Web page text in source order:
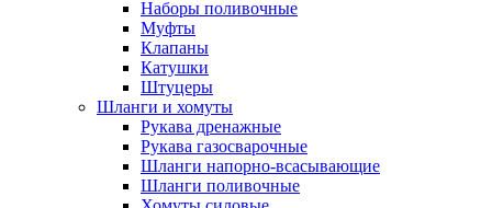
Наборы поливочные
Муфты
Клапаны
Катушки
Штуцеры
Шланги и хомуты
Рукава дренажные
Рукава газосварочные
Шланги напорно-всасывающие
Шланги поливочные